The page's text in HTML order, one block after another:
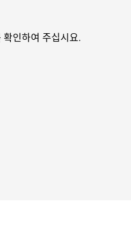
인하여 주십시요.